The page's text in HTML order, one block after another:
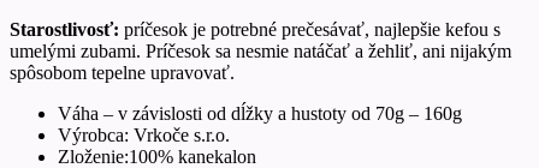
Starostlivosť: príčesok je potrebné prečesávať, najlepšie kefou s
umelými zubami. Príčesok sa nesmie natáčať a žehliť, ani nijakým
spôsobom tepelne upravovať.
Váha – v závislosti od dĺžky a hustoty od 70g – 160g
Výrobca: Vrkoče s.r.o.
Zloženie:100% kanekalon